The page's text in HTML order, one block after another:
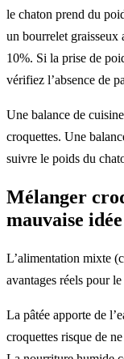
le chaton prend du
un bourrelet graisseux
10%. Si la prise de
vérifiez l’absence de
Une balance de
croquettes. Une
suivre le poids du
Mélanger
mauvaise idée
L’alimentation mixte
avantages réels pour
La pâtée apporte de
croquettes risque de